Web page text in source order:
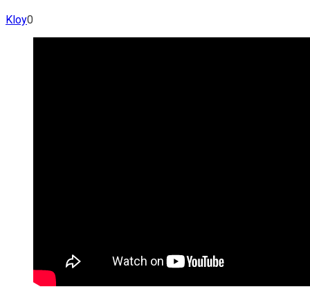
Kloy0